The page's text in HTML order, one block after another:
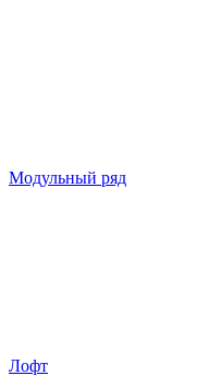
Модульный ряд
Лофт